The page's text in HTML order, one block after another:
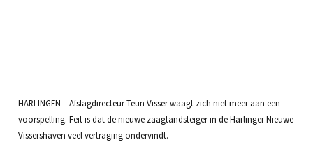
HARLINGEN – Afslagdirecteur Teun Visser waagt zich niet meer aan een
voorspelling. Feit is dat de nieuwe zaagtandsteiger in de Harlinger Nieuwe
Vissershaven veel vertraging ondervindt.